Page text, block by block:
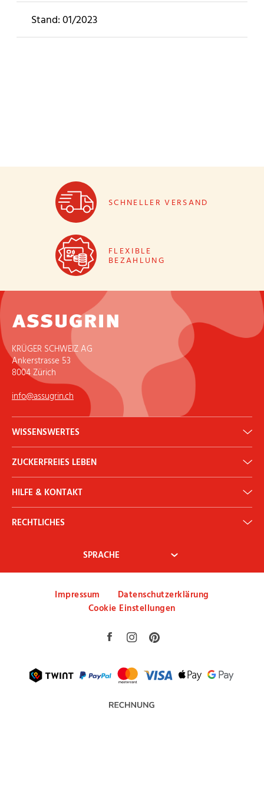
Stand: 01/2023
SCHNELLER VERSAND
FLEXIBLE
BEZAHLUNG
KRÜGER SCHWEIZ AG
Ankerstrasse 53
8004 Zürich
info@assugrin.ch
WISSENSWERTES
ADI Rechner
Historie
Newsletter
ZUCKERFREIES LEBEN
Diabetes
Ernährung & Gesundheit
Mythen & Fakten
HILFE & KONTAKT
Mein Konto
RECHTLICHES
Widerrufsbelehrung
Impressum
Datenschutzerklärung
Cookie Einstellungen